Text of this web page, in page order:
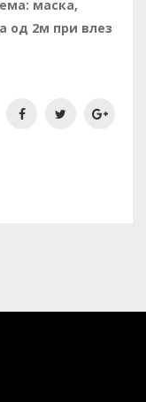
маска,
од 2м при влез